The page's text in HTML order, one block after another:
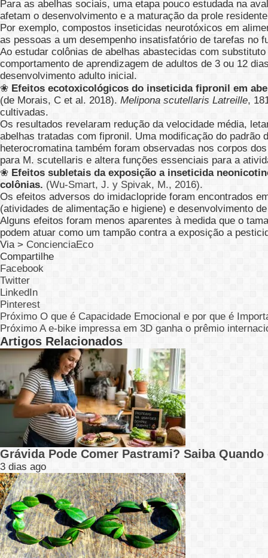
Para as abelhas sociais, uma etapa pouco estudada na
afetam o desenvolvimento e a maturação da prole
Por exemplo, compostos inseticidas neurotóxicos em
as pessoas a um desempenho insatisfatório de tarefas no
Ao estudar colônias de abelhas abastecidas com
comportamento de aprendizagem de adultos de 3 ou 12
desenvolvimento adulto inicial.
❀ Efeitos ecotoxicológicos do inseticida fipronil em
(de Morais, C et al. 2018). Melipona scutellaris Latreille,
cultivadas.
Os resultados revelaram redução da velocidade média,
abelhas tratadas com fipronil. Uma modificação do
heterocromatina também foram observadas nos corpos
para M. scutellaris e altera funções essenciais para a
❀ Efeitos subletais da exposição a inseticida
colônias. (Wu-Smart, J. y Spivak, M., 2016).
Os efeitos adversos do imidaclopride foram encontrados
(atividades de alimentação e higiene) e desenvolvimento
Alguns efeitos foram menos aparentes à medida que o
podem atuar como um tampão contra a exposição a
Via > ConcienciaEco
Compartilhe
Facebook
Twitter
LinkedIn
Pinterest
Próximo O que é Capacidade Emocional e por que é
Próximo A e-bike impressa em 3D ganha o prêmio
Artigos Relacionados
Grávida Pode Comer Pastrami? Saiba
3 dias ago